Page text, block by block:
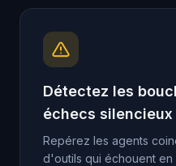
Détectez les
échecs silencieux
Repérez les agents
d'outils qui échouent en